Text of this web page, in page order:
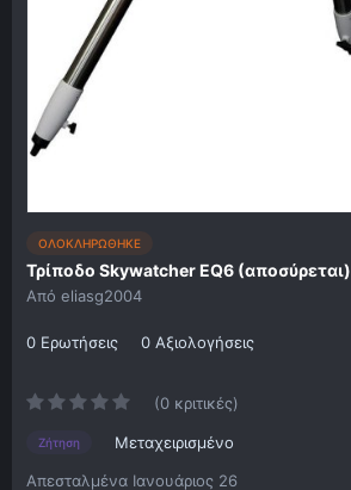
ΟΛΟΚΛΗΡΩΘΗΚΕ
Τρίποδο Skywatcher EQ6 (αποσύρεται)
Από eliasg2004
0 Ερωτήσεις 0 Αξιολογήσεις
(0 κριτικές)
Ζήτηση Μεταχειρισμένο
Απεσταλμένα Ιανουάριος 26